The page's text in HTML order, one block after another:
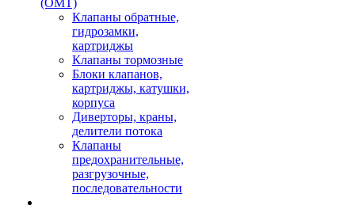
(OMT)
Клапаны обратные,
гидрозамки,
картриджы
Клапаны тормозные
Блоки клапанов,
картриджы, катушки,
корпуса
Диверторы, краны,
делители потока
Клапаны
предохранительные,
разгрузочные,
последовательности